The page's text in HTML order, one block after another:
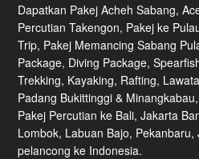
Dapatkan Pakej Acheh Sabang,
Percutian Takengon, Pakej ke
Trip, Pakej Memancing Sabang
Package, Diving Package,
Trekking, Kayaking, Rafting,
Padang Bukittinggi &
Pakej Percutian ke Bali, Jakarta
Lombok, Labuan Bajo,
pelancong ke Indonesia.